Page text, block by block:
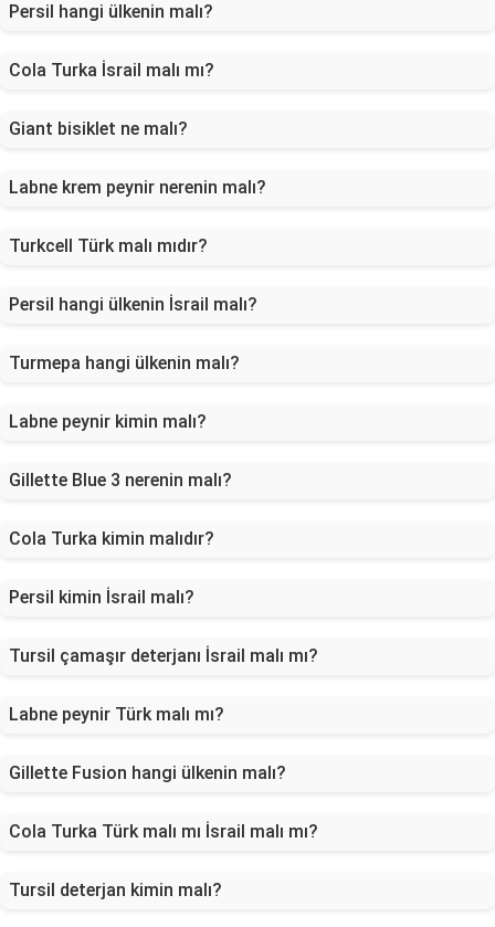
Persil hangi ülkenin malı?
Cola Turka İsrail malı mı?
Giant bisiklet ne malı?
Labne krem peynir nerenin malı?
Turkcell Türk malı mıdır?
Persil hangi ülkenin İsrail malı?
Turmepa hangi ülkenin malı?
Labne peynir kimin malı?
Gillette Blue 3 nerenin malı?
Cola Turka kimin malıdır?
Persil kimin İsrail malı?
Tursil çamaşır deterjanı İsrail malı mı?
Labne peynir Türk malı mı?
Gillette Fusion hangi ülkenin malı?
Cola Turka Türk malı mı İsrail malı mı?
Tursil deterjan kimin malı?